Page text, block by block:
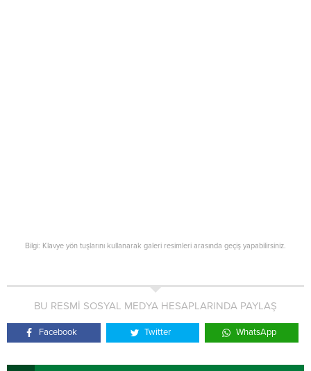
Bilgi: Klavye yön tuşlarını kullanarak galeri resimleri arasında geçiş yapabilirsiniz.
BU RESMİ SOSYAL MEDYA HESAPLARINDA PAYLAŞ
Facebook Twitter WhatsApp